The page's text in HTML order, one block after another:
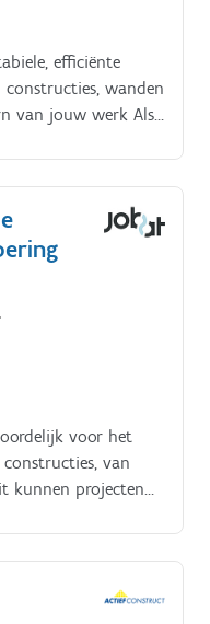
efficiënte
wanden
van jouw werk Als
montageplanning
bij jou terecht voor
en
met
en planning zorg
jouw kritische
en technische
voor het
van
kunnen projecten